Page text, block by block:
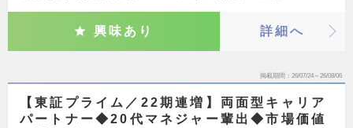
興味あり 詳細へ
掲載期間 26/07/24～26/08/06
【東証プライム／22期連増】両面型キャリア
パートナー◆20代マネジャー輩出◆市場価値